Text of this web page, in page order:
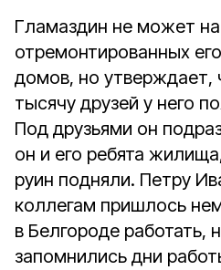
Гламаздин не может
отремонтированных
домов, но утверждает,
тысячу друзей у него
Под друзьями он
он и его ребята
руин подняли. Петру
коллегам пришлось
в Белгороде работать,
запомнились дни